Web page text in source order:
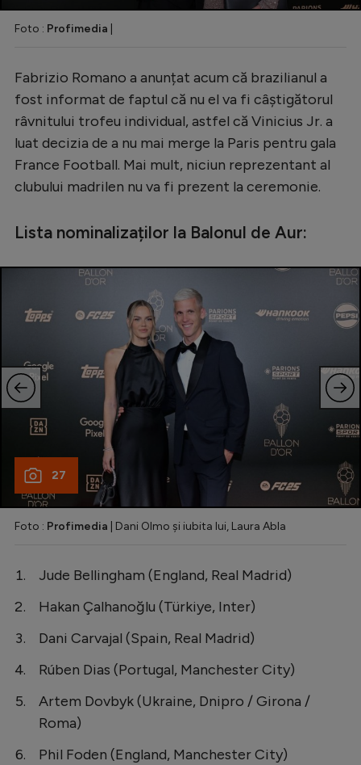
Foto : Profimedia
Fabrizio Romano a anunțat acum că brazilianul a
fost informat de faptul că nu el va fi câștigătorul
râvnitului trofeu individual, astfel că Vinicius Jr. a
luat decizia de a nu mai merge la Paris pentru gala
France Football. Mai mult, niciun reprezentant al
clubului madrilen nu va fi prezent la ceremonie.
Lista nominalizaților la Balonul de Aur:
27
Foto : Profimedia | Dani Olmo și iubita lui, Laura Abla
Jude Bellingham (England, Real Madrid)
Hakan Çalhanoğlu (Türkiye, Inter)
Dani Carvajal (Spain, Real Madrid)
Rúben Dias (Portugal, Manchester City)
Artem Dovbyk (Ukraine, Dnipro / Girona /
Roma)
Phil Foden (England, Manchester City)